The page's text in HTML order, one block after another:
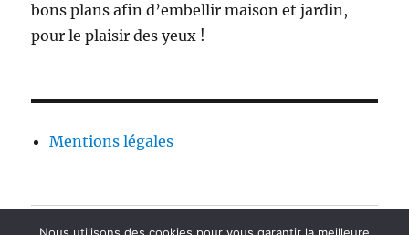
bons plans afin d’embellir maison et jardin,
pour le plaisir des yeux !
Mentions légales
Contact